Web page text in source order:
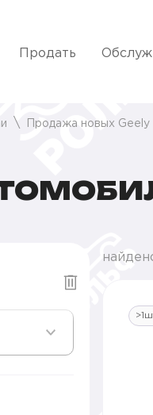
Продать
Продажа новых